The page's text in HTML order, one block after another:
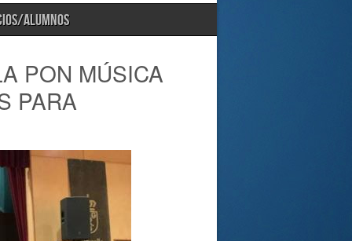
ALUMNOS
PON MÚSICA
PARA